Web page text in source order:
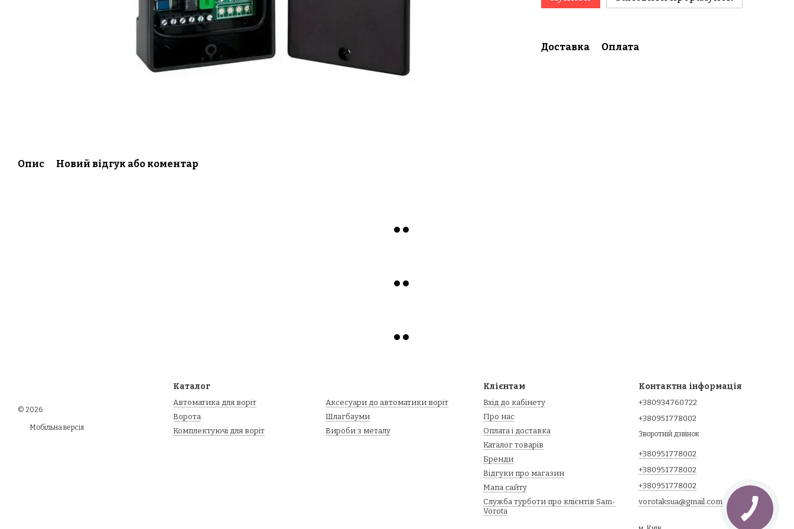
Доставка Оплата
Опис Новий відгук або коментар
© 2026
Мобільна версія
Каталог
Автоматика для воріт
Ворота
Комплектуючі для воріт
Аксесуари до автоматики воріт
Шлагбауми
Вироби з металу
Клієнтам
Вхід до кабінету
Про нас
Оплата і доставка
Каталог товарів
Бренди
Відгуки про магазин
Мапа сайту
Служба турботи про клієнтів Sam-
Vorota
Контактна інформація
+380934760722
+380951778002
Зворотній дзвінок
+380951778002
+380951778002
+380951778002
vorotaksua@gmail.com